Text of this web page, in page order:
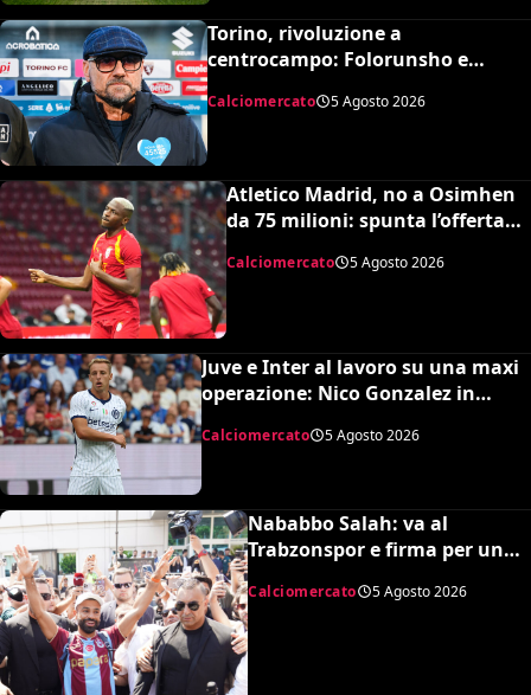
Torino, rivoluzione a
centrocampo: Folorunsho e
Sulemana in cima alla lista di
Petrachi
Calciomercato 5 Agosto 2026
Atletico Madrid, no a Osimhen
da 75 milioni: spunta l’offerta
del Tottenham
Calciomercato 5 Agosto 2026
Juve e Inter al lavoro su una maxi
operazione: Nico Gonzalez in
nerazzurro, Frattesi a Torino
Calciomercato 5 Agosto 2026
Nababbo Salah: va al
Trabzonspor e firma per una
Calciomercato 5 Agosto 2026